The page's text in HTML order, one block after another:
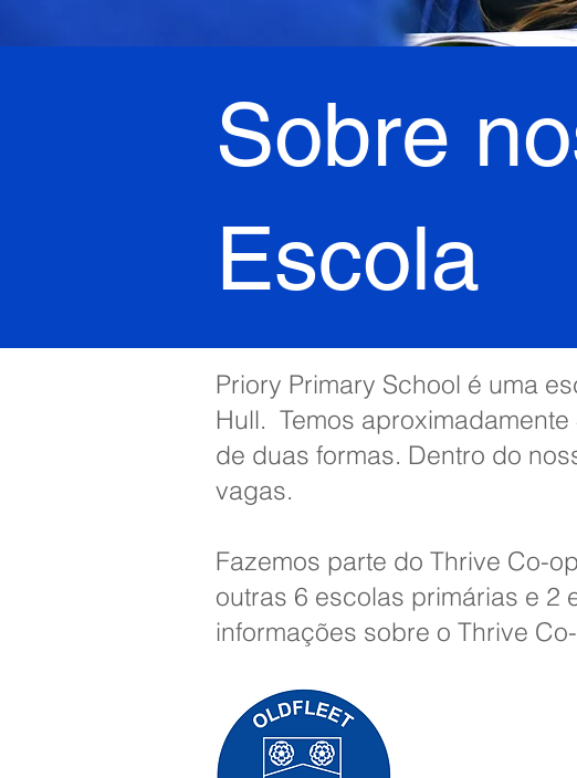
Sobre
Escola
Priory Primary School é uma
Hull. Temos
de duas formas. Dentro do
vagas.
Fazemos parte do Thrive Co-
outras 6 escolas primárias e 2
informações sobre o Thrive